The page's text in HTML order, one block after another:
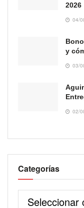
2026
04/
y
03/
02/
Categorías